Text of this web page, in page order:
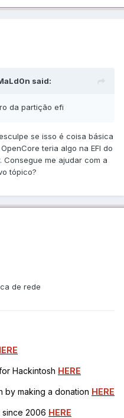
said:
da partição efi
se isso é coisa básica
teria algo na EFI do
Consegue me ajudar com a
tópico?
de rede
Hackintosh HERE
by making a donation HERE
since 2006 HERE